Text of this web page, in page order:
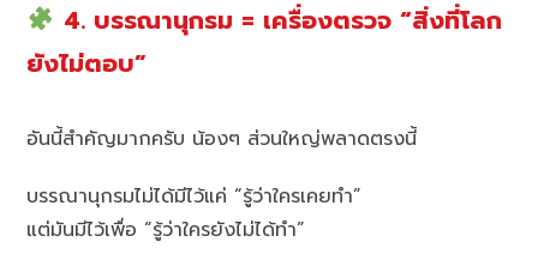
4. บรรณานุกรม = เครื่องตรวจ “สิ่งที่โลก
ยังไม่ตอบ”
อันนี้สำคัญมากครับ น้องๆ ส่วนใหญ่พลาดตรงนี้
บรรณานุกรมไม่ได้มีไว้แค่ “รู้ว่าใครเคยทำ”
แต่มันมีไว้เพื่อ “รู้ว่าใครยังไม่ได้ทำ”